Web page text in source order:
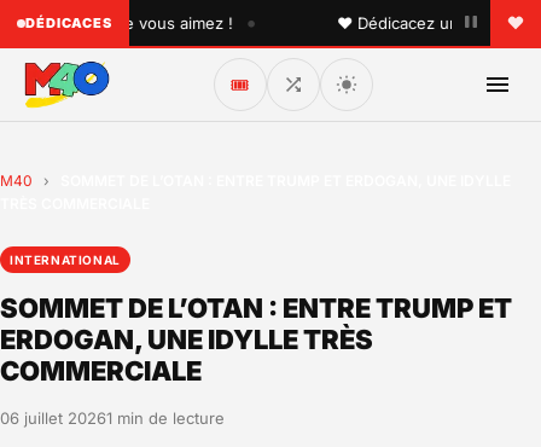
DÉDICACESque vous aimez ! • ♥ Dédicacez un titre à vos
🎟️
M40 ›
INTERNATIONAL
SOMMET DE L’OTAN : ENTRE TRUMP ET
ERDOGAN, UNE IDYLLE TRÈS
COMMERCIALE
06 juillet 20261 min de lecture